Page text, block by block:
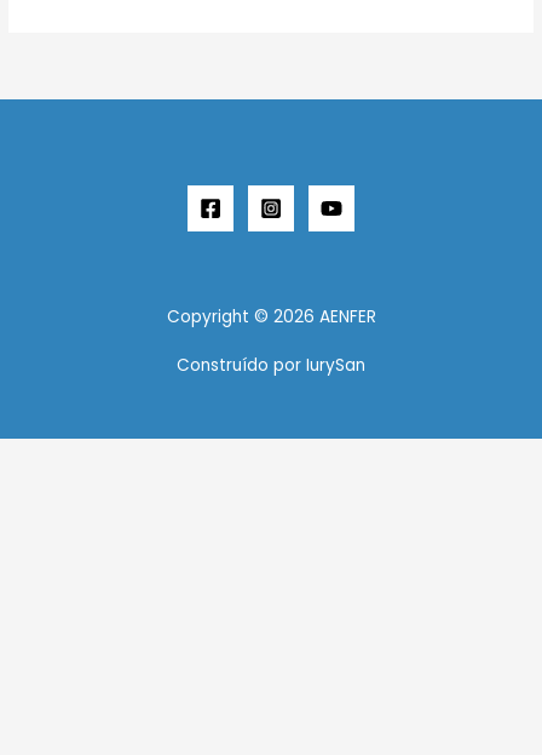
Copyright © 2026 AENFER
Construído por IurySan